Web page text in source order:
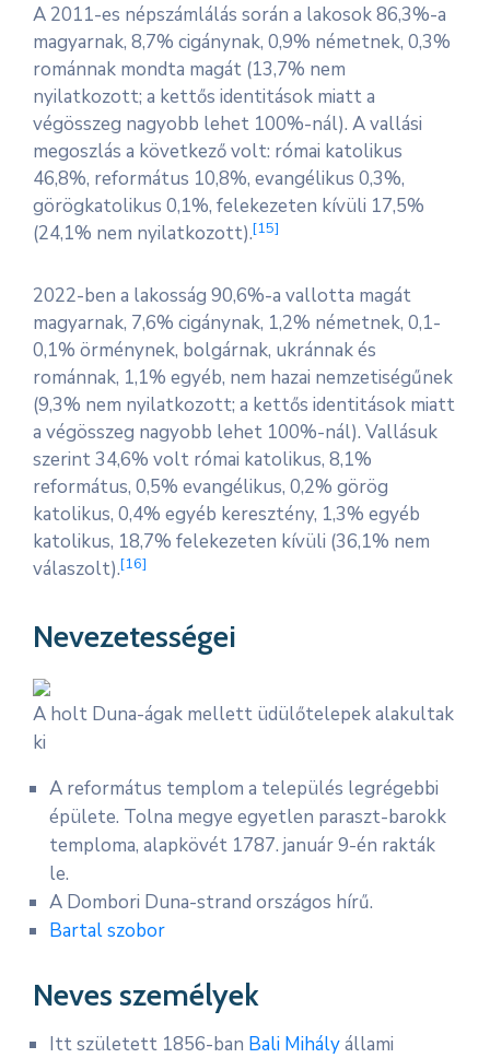
A 2011-es népszámlálás során a lakosok 86,3%-a
magyarnak, 8,7% cigánynak, 0,9% németnek, 0,3%
románnak mondta magát (13,7% nem
nyilatkozott; a kettős identitások miatt a
végösszeg nagyobb lehet 100%-nál). A vallási
megoszlás a következő volt: római katolikus
46,8%, református 10,8%, evangélikus 0,3%,
görögkatolikus 0,1%, felekezeten kívüli 17,5%
(24,1% nem nyilatkozott).[15]
2022-ben a lakosság 90,6%-a vallotta magát
magyarnak, 7,6% cigánynak, 1,2% németnek, 0,1-
0,1% örménynek, bolgárnak, ukránnak és
románnak, 1,1% egyéb, nem hazai nemzetiségűnek
(9,3% nem nyilatkozott; a kettős identitások miatt
a végösszeg nagyobb lehet 100%-nál). Vallásuk
szerint 34,6% volt római katolikus, 8,1%
református, 0,5% evangélikus, 0,2% görög
katolikus, 0,4% egyéb keresztény, 1,3% egyéb
katolikus, 18,7% felekezeten kívüli (36,1% nem
válaszolt).[16]
Nevezetességei
A holt Duna-ágak mellett üdülőtelepek alakultak
ki
A református templom a település legrégebbi
épülete. Tolna megye egyetlen paraszt-barokk
temploma, alapkövét 1787. január 9-én rakták
le.
A Dombori Duna-strand országos hírű.
Bartal szobor
Neves személyek
Itt született 1856-ban Bali Mihályállami